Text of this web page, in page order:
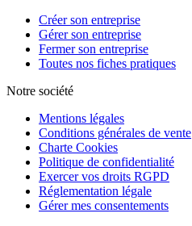
Créer son entreprise
Gérer son entreprise
Fermer son entreprise
Toutes nos fiches pratiques
Notre société
Mentions légales
Conditions générales de vente
Charte Cookies
Politique de confidentialité
Exercer vos droits RGPD
Réglementation légale
Gérer mes consentements